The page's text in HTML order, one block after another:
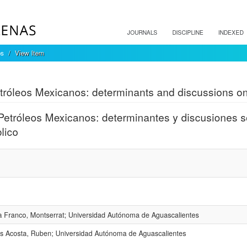
JOURNALS DISCIPLINE INDEXED
View Item
Mexicanos: determinants and discussions
Mexicanos: determinantes y discusiones
Franco, Montserrat; Universidad Autónoma de Aguascalientes
Acosta, Ruben; Universidad Autónoma de Aguascalientes